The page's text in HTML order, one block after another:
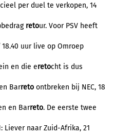
per duel te verkopen, 14
retour. Voor PSV heeft
uur live op Omroep
en die eretocht is dus
Barreto ontbreken bij NEC, 18
en Barreto. De eerste twee
Liever naar Zuid-Afrika, 21